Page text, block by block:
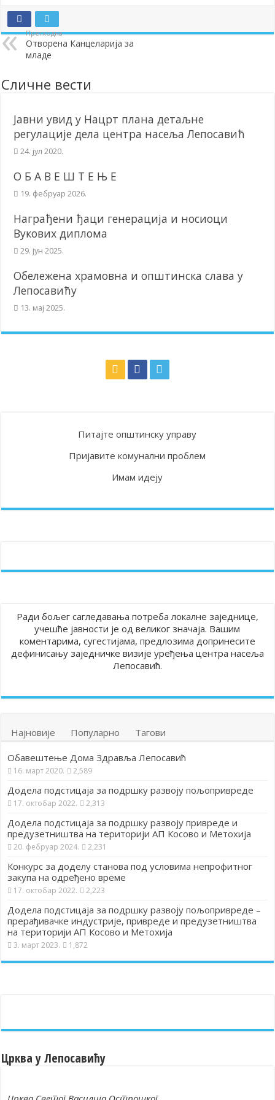
Додела подстицаја за подршку развоју привреде и
Полагањем венаца и свечаном академијом у Сочаници
Братске и пријатељске општине и грдови уручили поклон
ОБАВЕШТЕЊЕ – Бесплатан СкиПас 2024
Претходна
Отворена Канцеларија за
младе
Сличне вести
Јавни увид у Нацрт плана детаљне
регулације дела центра насеља Лепосавић
24. јул 2020.
О Б А В Е Ш Т Е Њ Е
19. фебруар 2026.
Награђени ђаци генерација и носиоци
Вукових диплома
29. јун 2025.
Обележена храмовна и општинска слава у
Лепосавићу
13. мај 2025.
Питајте општинску управу
Пријавите комунални проблем
Имам идеју
Ради бољег сагледавања потреба локалне заједнице,
учешће јавности је од великог значаја. Вашим
коментарима, сугестијама, предлозима допринесите
дефинисању заједничке визије уређења центра насеља
Лепосавић.
Најновије Популарно Тагови
Обавештење Дома Здравља Лепосавић
16. март 2020. 2,589
Додела подстицаја за подршку развоју пољопривреде
17. октобар 2022. 2,313
Додела подстицаја за подршку развоју привреде и
предузетништва на територији АП Косово и Метохија
20. фебруар 2024. 2,231
Конкурс за доделу станова под условима непрофитног
закупа на одређено време
17. октобар 2022. 2,223
Додела подстицаја за подршку развоју пољопривреде –
прерађивачке индустрије, привреде и предузетништва
на територији АП Косово и Метохија
3. март 2023. 1,872
Црква у Лепосавићу